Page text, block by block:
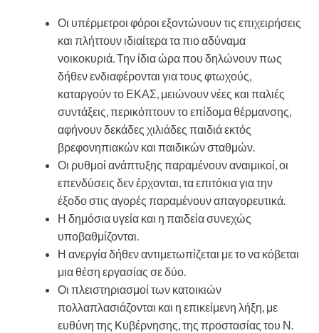
Οι υπέρμετροι φόροι εξοντώνουν τις επιχειρήσεις
και πλήττουν ιδιαίτερα τα πιο αδύναμα
νοικοκυριά. Την ίδια ώρα που δηλώνουν πως
δήθεν ενδιαφέρονται για τους φτωχούς,
καταργούν το ΕΚΑΣ, μειώνουν νέες και παλιές
συντάξεις, περικόπτουν το επίδομα θέρμανσης,
αφήνουν δεκάδες χιλιάδες παιδιά εκτός
βρεφονηπιακών και παιδικών σταθμών.
Οι ρυθμοί ανάπτυξης παραμένουν αναιμικοί, οι
επενδύσεις δεν έρχονται, τα επιτόκια για την
έξοδο στις αγορές παραμένουν απαγορευτικά.
Η δημόσια υγεία και η παιδεία συνεχώς
υποβαθμίζονται.
Η ανεργία δήθεν αντιμετωπίζεται με το να κόβεται
μια θέση εργασίας σε δύο.
Οι πλειστηριασμοί των κατοικιών
πολλαπλασιάζονται και η επικείμενη λήξη, με
ευθύνη της Κυβέρνησης, της προστασίας του Ν.